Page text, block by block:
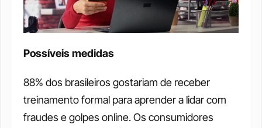
Possíveis medidas
88% dos brasileiros gostariam de receber
treinamento formal para aprender a lidar com
fraudes e golpes online. Os consumidores